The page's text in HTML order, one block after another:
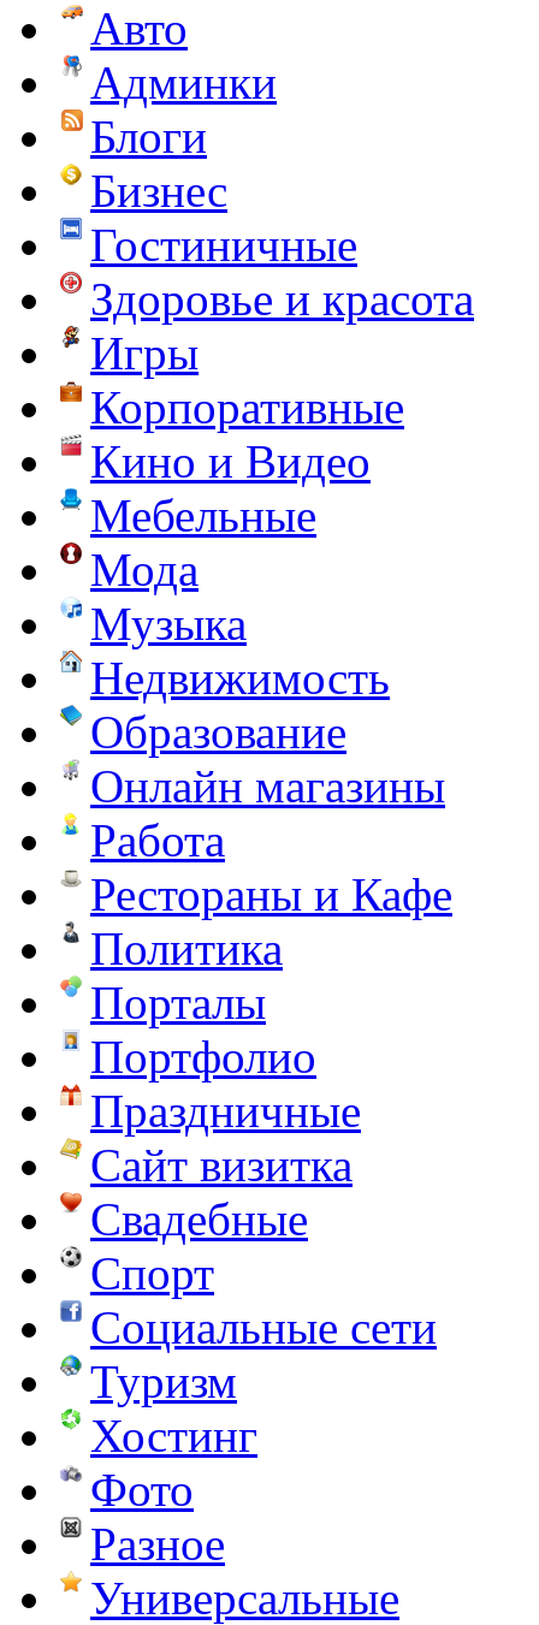
Авто
Админки
Блоги
Бизнес
Гостиничные
Здоровье и красота
Игры
Корпоративные
Кино и Видео
Мебельные
Мода
Музыка
Недвижимость
Образование
Онлайн магазины
Работа
Рестораны и Кафе
Политика
Порталы
Портфолио
Праздничные
Сайт визитка
Свадебные
Спорт
Социальные сети
Туризм
Хостинг
Фото
Разное
Универсальные